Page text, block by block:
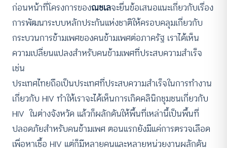
ก่อนหน้าที่โครงการของณชเลจะยื่นข้อเสนอแนะเกี่ยวกับเรื่อง
การพัฒนาระบบหลักประกันแห่งชาติให้ครอบคลุมเกี่ยวกับ
กระบวนการข้ามเพศของคนข้ามเพศต่อภาครัฐ เราได้เห็น
ความเปลี่ยนแปลงสำหรับคนข้ามเพศที่ประสบความสำเร็จ
เช่น
ประเทศไทยถือเป็นประเทศที่ประสบความสำเร็จในการทำงาน
เกี่ยวกับ HIV ทำให้เราจะได้เห็นการเกิดคลินิกชุมชนเกี่ยวกับ
HIV ในต่างจังหวัด แล้วก็ผลักดันให้พื้นที่เหล่านี้เป็นพื้นที่
ปลอดภัยสำหรับคนข้ามเพศ ตอนแรกยังมีแค่การตรวจเลือด
เพื่อหาเชื้อ HIV แต่ก็มีหลายคนและหลายหน่วยงานผลักดัน